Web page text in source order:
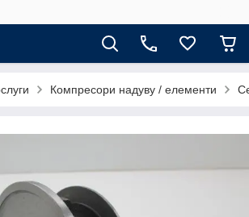
Компресори надуву / елементи